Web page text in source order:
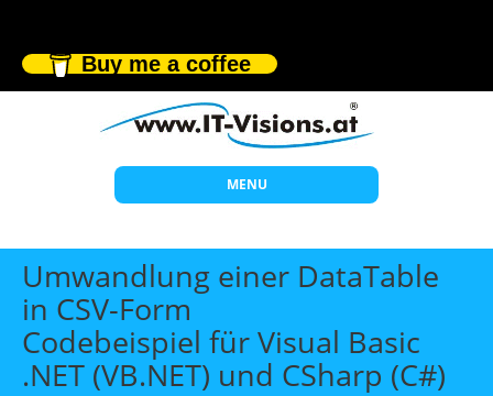
Buy me a coffee
MENU
Start
Themen
Beratung
Individuelle Schulungen
Umwandlung einer DataTable
in CSV-Form
Codebeispiel für Visual Basic
.NET (VB.NET) und CSharp (C#)